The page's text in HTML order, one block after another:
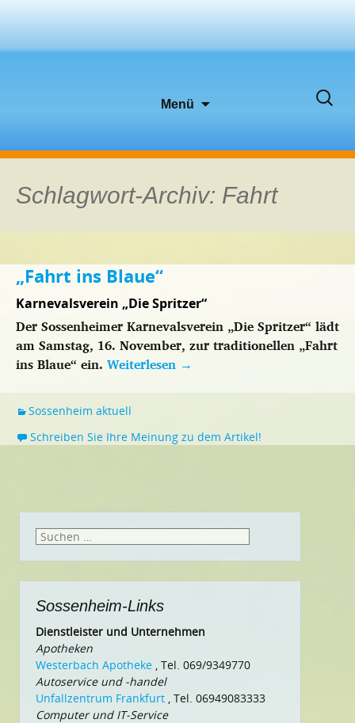
Menü
Suchen
Schlagwort-Archiv: Fahrt
„Fahrt ins Blaue“
Karnevalsverein „Die Spritzer“
Der Sossenheimer Karnevalsverein „Die Spritzer“ lädt
am Samstag, 16. November, zur traditionellen „Fahrt
ins Blaue“ ein. Weiterlesen →
Sossenheim aktuell
Schreiben Sie Ihre Meinung zu dem Artikel!
Suchen
Sossenheim-Links
Dienstleister und Unternehmen
Apotheken
Westerbach Apotheke , Tel. 069/9349770
Autoservice und -handel
Unfallzentrum Frankfurt , Tel. 06949083333
Computer und IT-Service